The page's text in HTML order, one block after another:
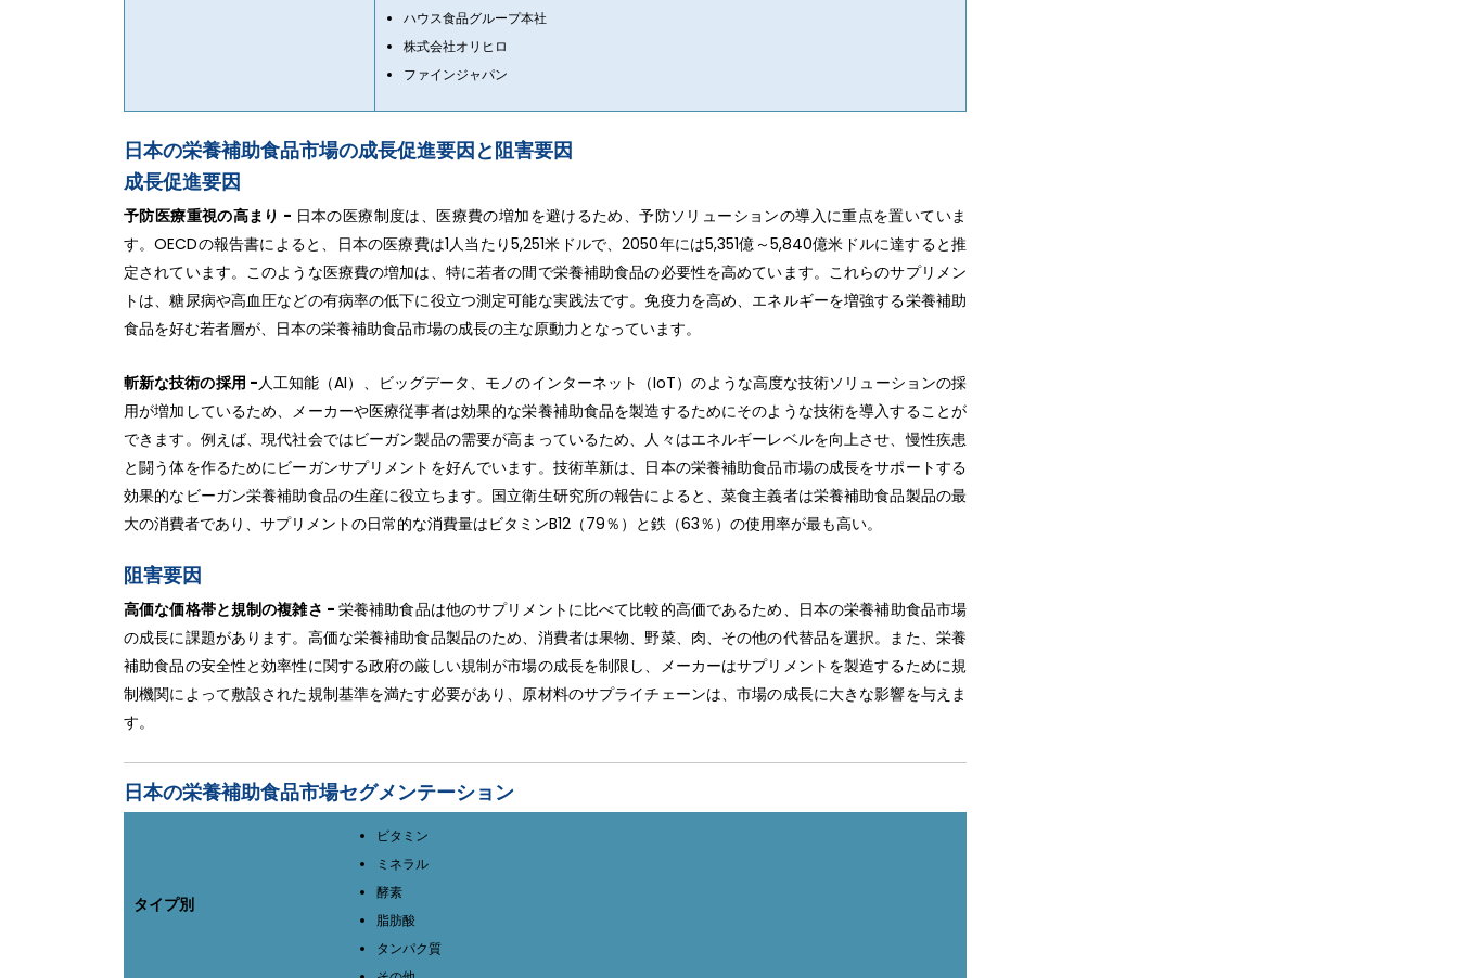
ハウス食品グループ本社
株式会社オリヒロ
ファインジャパン
日本の栄養補助食品市場の成長促進要因と阻害要因
成長促進要因
予防医療重視の高まり - 日本の医療制度は、医療費の増加を避けるため、予防ソリューションの導入に重点を置いていま
す。OECDの報告書によると、日本の医療費は1人当たり5,251米ドルで、2050年には5,351億～5,840億米ドルに達すると推
定されています。このような医療費の増加は、特に若者の間で栄養補助食品の必要性を高めています。これらのサプリメン
トは、糖尿病や高血圧などの有病率の低下に役立つ測定可能な実践法です。免疫力を高め、エネルギーを増強する栄養補助
食品を好む若者層が、日本の栄養補助食品市場の成長の主な原動力となっています。
斬新な技術の採用 -人工知能（AI）、ビッグデータ、モノのインターネット（IoT）のような高度な技術ソリューションの採
用が増加しているため、メーカーや医療従事者は効果的な栄養補助食品を製造するためにそのような技術を導入することが
できます。例えば、現代社会ではビーガン製品の需要が高まっているため、人々はエネルギーレベルを向上させ、慢性疾患
と闘う体を作るためにビーガンサプリメントを好んでいます。技術革新は、日本の栄養補助食品市場の成長をサポートする
効果的なビーガン栄養補助食品の生産に役立ちます。国立衛生研究所の報告によると、菜食主義者は栄養補助食品製品の最
大の消費者であり、サプリメントの日常的な消費量はビタミンB12（79％）と鉄（63％）の使用率が最も高い。
阻害要因
高価な価格帯と規制の複雑さ - 栄養補助食品は他のサプリメントに比べて比較的高価であるため、日本の栄養補助食品市場
の成長に課題があります。高価な栄養補助食品製品のため、消費者は果物、野菜、肉、その他の代替品を選択。また、栄養
補助食品の安全性と効率性に関する政府の厳しい規制が市場の成長を制限し、メーカーはサプリメントを製造するために規
制機関によって敷設された規制基準を満たす必要があり、原材料のサプライチェーンは、市場の成長に大きな影響を与えま
す。
日本の栄養補助食品市場セグメンテーション
タイプ別
ビタミン
ミネラル
酵素
脂肪酸
タンパク質